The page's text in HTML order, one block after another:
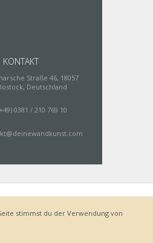
KONTAKT
Straße 46, 18057
Deutschland
0381 / 210 769 10
Lieferung
AGB
stimmst du der Verwendung von